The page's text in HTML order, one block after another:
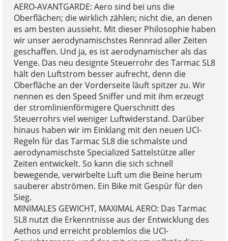
AERO-AVANTGARDE: Aero sind bei uns die
Oberflächen; die wirklich zählen; nicht die, an denen
es am besten aussieht. Mit dieser Philosophie haben
wir unser aerodynamischstes Rennrad aller Zeiten
geschaffen. Und ja, es ist aerodynamischer als das
Venge. Das neu designte Steuerrohr des Tarmac SL8
hält den Luftstrom besser aufrecht, denn die
Oberfläche an der Vorderseite läuft spitzer zu. Wir
nennen es den Speed Sniffer und mit ihm erzeugt
der stromlinienförmigere Querschnitt des
Steuerrohrs viel weniger Luftwiderstand. Darüber
hinaus haben wir im Einklang mit den neuen UCI-
Regeln für das Tarmac SL8 die schmalste und
aerodynamischste Specialized Sattelstütze aller
Zeiten entwickelt. So kann die sich schnell
bewegende, verwirbelte Luft um die Beine herum
sauberer abströmen. Ein Bike mit Gespür für den
Sieg.
MINIMALES GEWICHT, MAXIMAL AERO: Das Tarmac
SL8 nutzt die Erkenntnisse aus der Entwicklung des
Aethos und erreicht problemlos die UCI-